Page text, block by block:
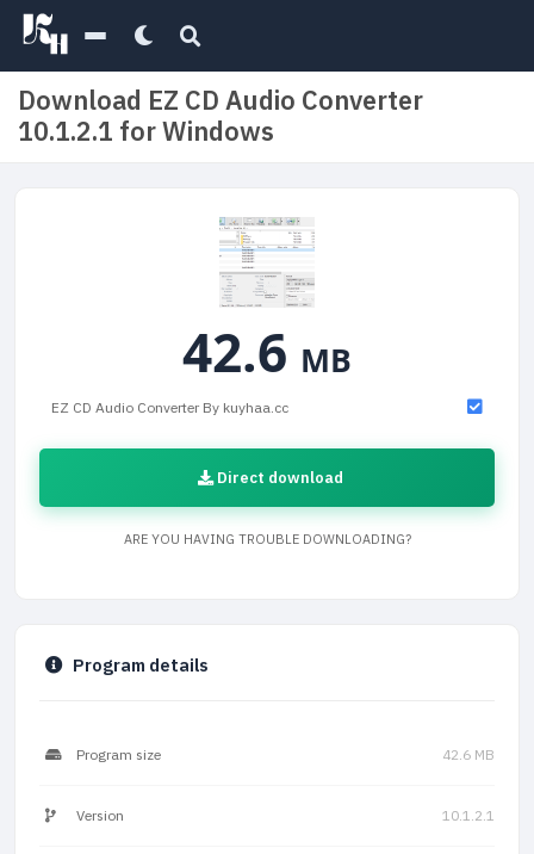
Download EZ CD Audio Converter
10.1.2.1 for Windows
42.6 MB
EZ CD Audio Converter By kuyhaa.cc
Direct download
ARE YOU HAVING TROUBLE DOWNLOADING?
Program details
Program size 42.6 MB
Version 10.1.2.1